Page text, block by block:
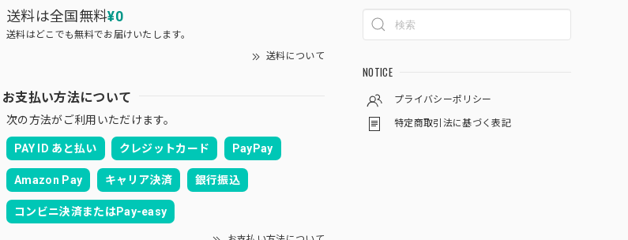
送料は全国無料¥0
送料はどこでも無料でお届けいたします。
送料について
お支払い方法について
次の方法がご利用いただけます。
PAY ID あと払い クレジットカード PayPay
Amazon Pay キャリア決済 銀行振込
コンビニ決済またはPay-easy
NOTICE
プライバシーポリシー
特定商取引法に基づく表記